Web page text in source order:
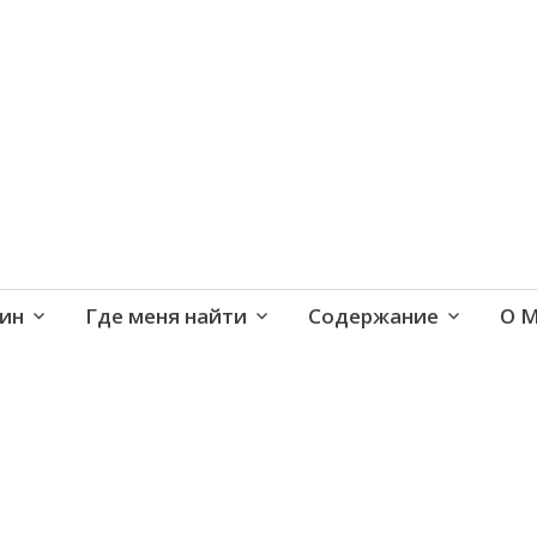
Где меня найти Содержание О